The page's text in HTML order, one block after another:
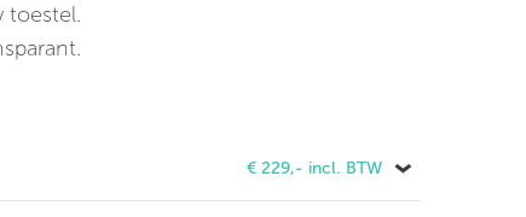
toestel.
€ 229,- incl. BTW